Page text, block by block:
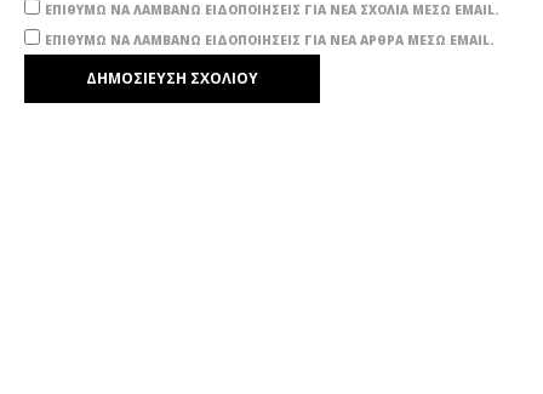
ΕΠΙΘΥΜΏ ΝΑ ΛΑΜΒΆΝΩ ΕΙΔΟΠΟΙΉΣΕΙΣ ΓΙΑ ΝΈΑ ΣΧΌΛΙΑ ΜΈΣΩ EMAIL.
ΕΠΙΘΥΜΏ ΝΑ ΛΑΜΒΆΝΩ ΕΙΔΟΠΟΙΉΣΕΙΣ ΓΙΑ ΝΈΑ ΆΡΘΡΑ ΜΈΣΩ EMAIL.